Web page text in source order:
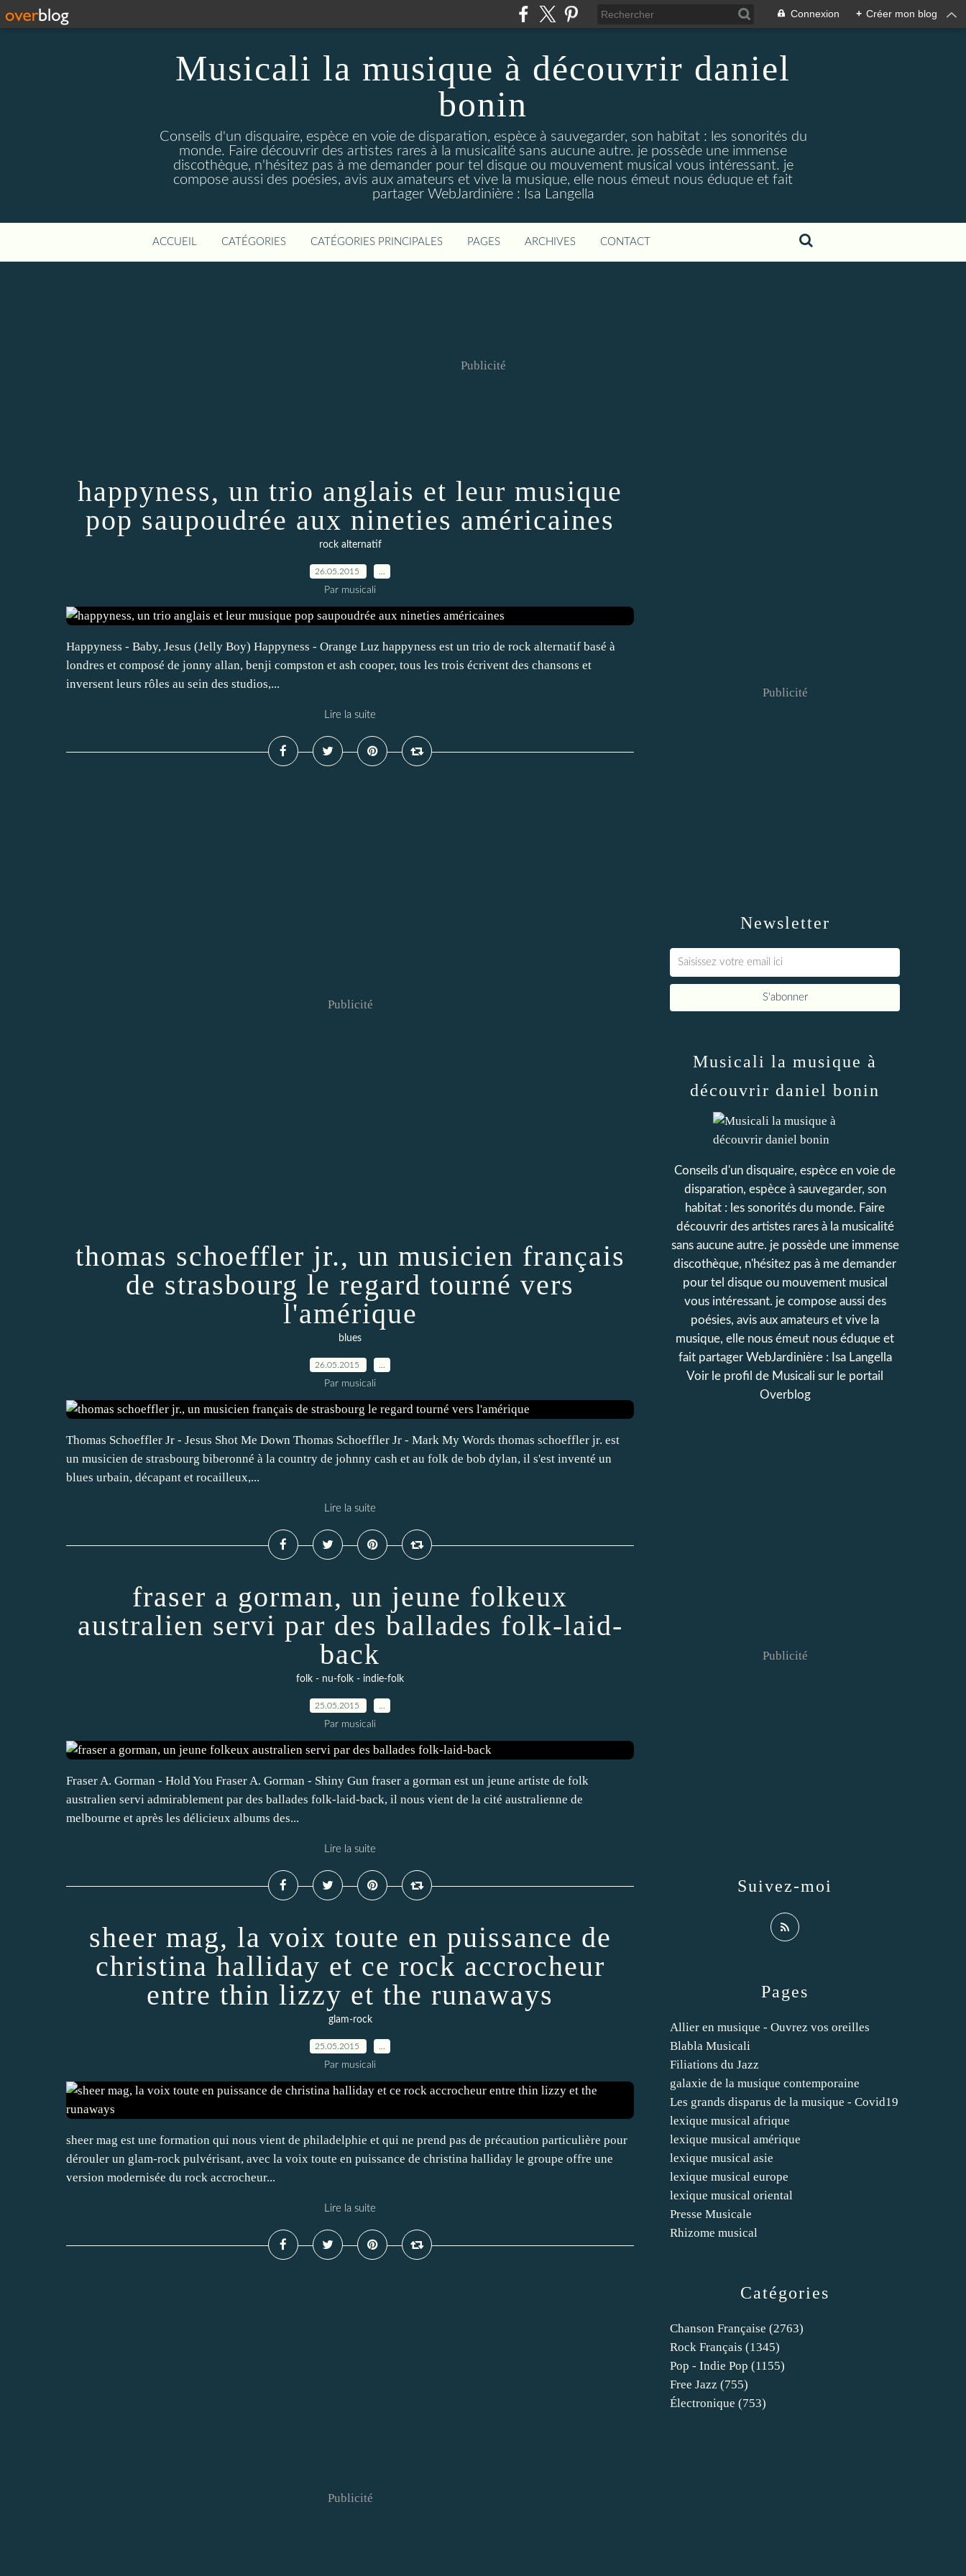
Connexion + Créer mon blog
Musicali la musique à découvrir daniel
bonin
Conseils d'un disquaire, espèce en voie de disparation, espèce à sauvegarder, son habitat : les sonorités du
monde. Faire découvrir des artistes rares à la musicalité sans aucune autre. je possède une immense
discothèque, n'hésitez pas à me demander pour tel disque ou mouvement musical vous intéressant. je
compose aussi des poésies, avis aux amateurs et vive la musique, elle nous émeut nous éduque et fait
partager WebJardinière : Isa Langella
ACCUEIL CATÉGORIES CATÉGORIES PRINCIPALES PAGES ARCHIVES CONTACT
Publicité
happyness, un trio anglais et leur musique
pop saupoudrée aux nineties américaines
rock alternatif
26.05.2015
Par musicali
Happyness - Baby, Jesus (Jelly Boy) Happyness - Orange Luz happyness est un trio de rock alternatif basé à
londres et composé de jonny allan, benji compston et ash cooper, tous les trois écrivent des chansons et
inversent leurs rôles au sein des studios,...
Lire la suite
Publicité
thomas schoeffler jr., un musicien français
de strasbourg le regard tourné vers
l'amérique
blues
26.05.2015
Par musicali
Thomas Schoeffler Jr - Jesus Shot Me Down Thomas Schoeffler Jr - Mark My Words thomas schoeffler jr. est
un musicien de strasbourg biberonné à la country de johnny cash et au folk de bob dylan, il s'est inventé un
blues urbain, décapant et rocailleux,...
Lire la suite
fraser a gorman, un jeune folkeux
australien servi par des ballades folk-laid-
back
folk - nu-folk - indie-folk
25.05.2015
Par musicali
Fraser A. Gorman - Hold You Fraser A. Gorman - Shiny Gun fraser a gorman est un jeune artiste de folk
australien servi admirablement par des ballades folk-laid-back, il nous vient de la cité australienne de
melbourne et après les délicieux albums des...
Lire la suite
sheer mag, la voix toute en puissance de
christina halliday et ce rock accrocheur
entre thin lizzy et the runaways
glam-rock
25.05.2015
Par musicali
sheer mag est une formation qui nous vient de philadelphie et qui ne prend pas de précaution particulière pour
dérouler un glam-rock pulvérisant, avec la voix toute en puissance de christina halliday le groupe offre une
version modernisée du rock accrocheur...
Lire la suite
Publicité
Newsletter
Publicité
Catégories
Chanson Française (2763)
Rock Français (1345)
Pop - Indie Pop (1155)
Free Jazz (755)
Électronique (753)
Pages
Allier en musique - Ouvrez vos oreilles
Blabla Musicali
Filiations du Jazz
galaxie de la musique contemporaine
Les grands disparus de la musique - Covid19
lexique musical afrique
lexique musical amérique
lexique musical asie
lexique musical europe
lexique musical oriental
Presse Musicale
Rhizome musical
Musicali la musique à
découvrir daniel bonin
Conseils d'un disquaire, espèce en voie de
disparation, espèce à sauvegarder, son
habitat : les sonorités du monde. Faire
découvrir des artistes rares à la musicalité
sans aucune autre. je possède une immense
discothèque, n'hésitez pas à me demander
pour tel disque ou mouvement musical
vous intéressant. je compose aussi des
poésies, avis aux amateurs et vive la
musique, elle nous émeut nous éduque et
fait partager WebJardinière : Isa Langella
Voir le profil de Musicali sur le portail
Overblog
Suivez-moi
Publicité